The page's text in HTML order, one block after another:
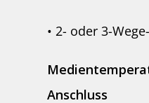
• 2- oder 3-
Anschluss